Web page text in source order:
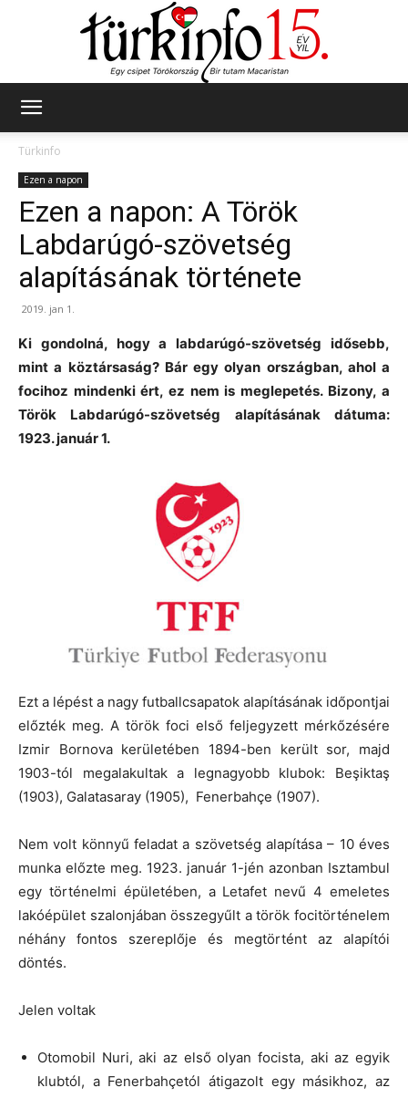
Türkinfo
Ezen a napon
Ezen a napon: A Török
Labdarúgó-szövetség
alapításának története
2019. jan 1.
Ki gondolná, hogy a labdarúgó-szövetség idősebb,
mint a köztársaság? Bár egy olyan országban, ahol a
focihoz mindenki ért, ez nem is meglepetés. Bizony, a
Török Labdarúgó-szövetség alapításának dátuma:
1923. január 1.
Ezt a lépést a nagy futballcsapatok alapításának időpontjai
előzték meg. A török foci első feljegyzett mérkőzésére
Izmir Bornova kerületében 1894-ben került sor, majd
1903-tól megalakultak a legnagyobb klubok: Beşiktaş
(1903), Galatasaray (1905), Fenerbahçe (1907).
Nem volt könnyű feladat a szövetség alapítása – 10 éves
munka előzte meg. 1923. január 1-jén azonban Isztambul
egy történelmi épületében, a Letafet nevű 4 emeletes
lakóépület szalonjában összegyűlt a török focitörténelem
néhány fontos szereplője és megtörtént az alapítói
döntés.
Jelen voltak
Otomobil Nuri, aki az első olyan focista, aki az egyik
klubtól, a Fenerbahçetól átigazolt egy másikhoz, az